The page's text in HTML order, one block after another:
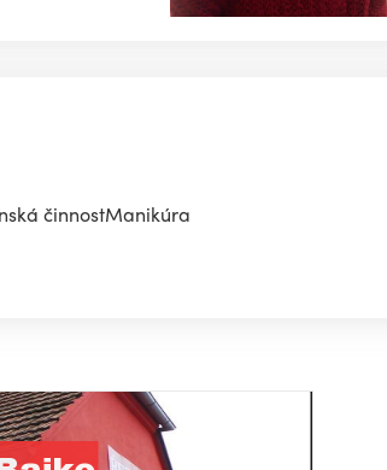
činnostManikúra